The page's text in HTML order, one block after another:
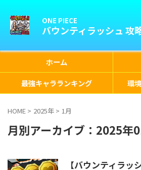
ONE PIECE
バウンティラッシュ 攻
ホーム
最強キャラランキング
環
HOME > 2025年 > 1月
月別アーカイブ：2025年
【バウンティラッ